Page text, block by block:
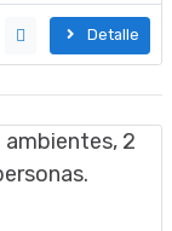
Detalle